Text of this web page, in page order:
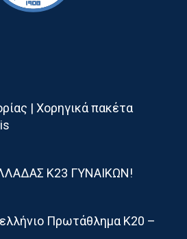
| Χορηγικά πακέτα
Κ23 ΓΥΝΑΙΚΩΝ!
Πρωτάθλημα Κ20 –